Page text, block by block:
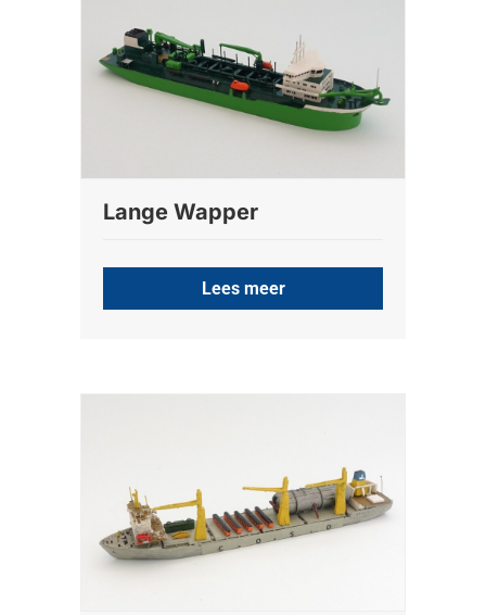
Lange Wapper
Lees meer